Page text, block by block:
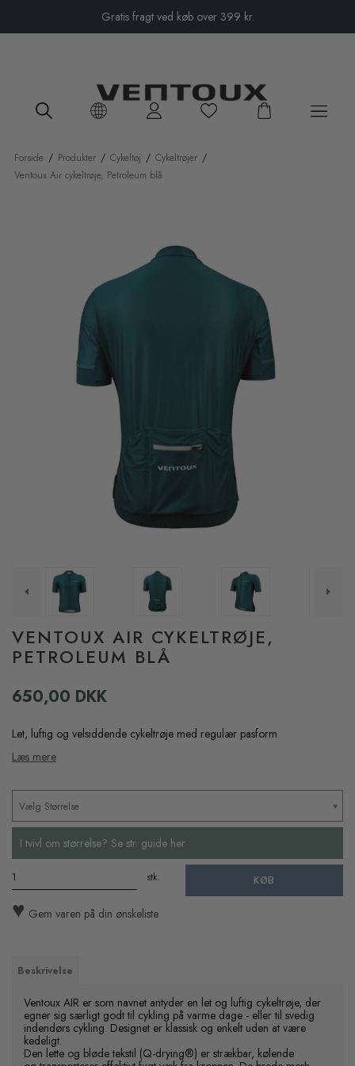
Gratis fragt ved køb over 399 kr.
Forside / Produkter / Cykeltøj / Cykeltrøjer /
Ventoux Air cykeltrøje, Petroleum blå
VENTOUX AIR CYKELTRØJE,
PETROLEUM BLÅ
650,00 DKK
Let, luftig og velsiddende cykeltrøje med regulær pasform
Læs mere
Vælg Størrelse
I tvivl om størrelse? Se str. guide her
stk. KØB
♥ Gem varen på din ønskeliste
Beskrivelse
Ventoux AIR er som navnet antyder en let og luftig cykeltrøje, der
egner sig særligt godt til cykling på varme dage - eller til svedig
indendørs cykling. Designet er klassisk og enkelt uden at være
kedeligt.
Den lette og bløde tekstil (Q-drying®) er strækbar, kølende